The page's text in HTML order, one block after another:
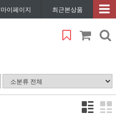
마이페이지 최근본상품